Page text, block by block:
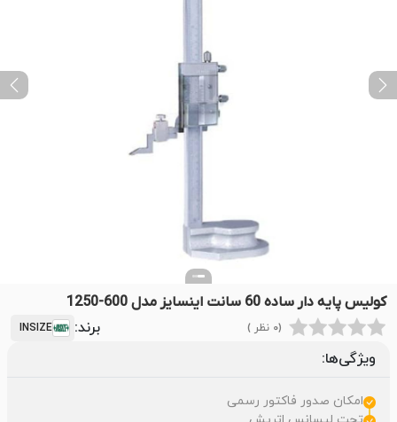
Previous
کولیس پایه دار ساده 60 سانت اینسایز مدل 600-1250
(0 نظر ) برند: INSIZE
ویژگی‌ها:
امکان صدور فاکتور رسمی